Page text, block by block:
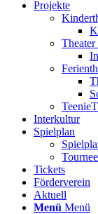
Projekte
Interkultur
Spielplan
Tickets
Förderverein
Aktuell
Menü Menü